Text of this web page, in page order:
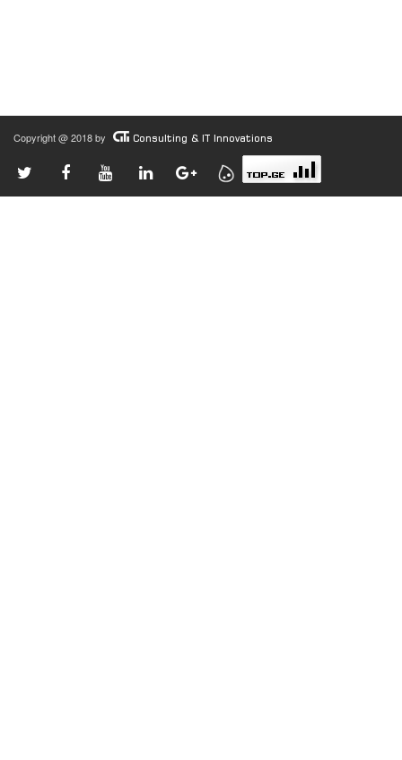
Copyright @ 2018 by Consulting & IT Innovations